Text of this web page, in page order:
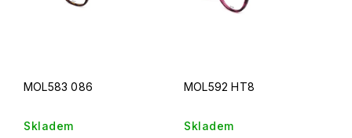
MOL583 086
Skladem
MOL592 HT8
Skladem